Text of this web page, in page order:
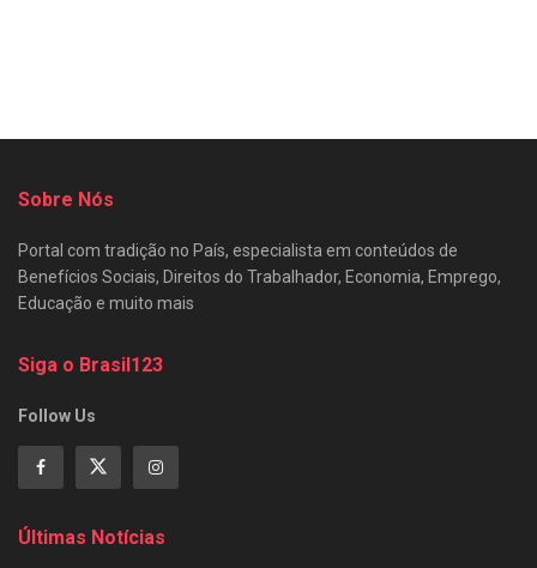
Sobre Nós
Portal com tradição no País, especialista em conteúdos de
Benefícios Sociais, Direitos do Trabalhador, Economia, Emprego,
Educação e muito mais
Siga o Brasil123
Follow Us
Últimas Notícias